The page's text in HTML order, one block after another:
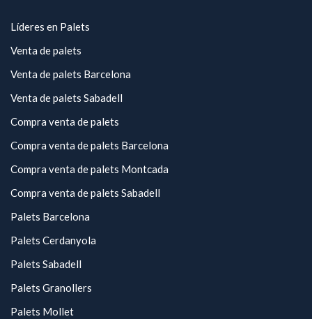
Líderes en Palets
Venta de palets
Venta de palets Barcelona
Venta de palets Sabadell
Compra venta de palets
Compra venta de palets Barcelona
Compra venta de palets Montcada
Compra venta de palets Sabadell
Palets Barcelona
Palets Cerdanyola
Palets Sabadell
Palets Granollers
Palets Mollet